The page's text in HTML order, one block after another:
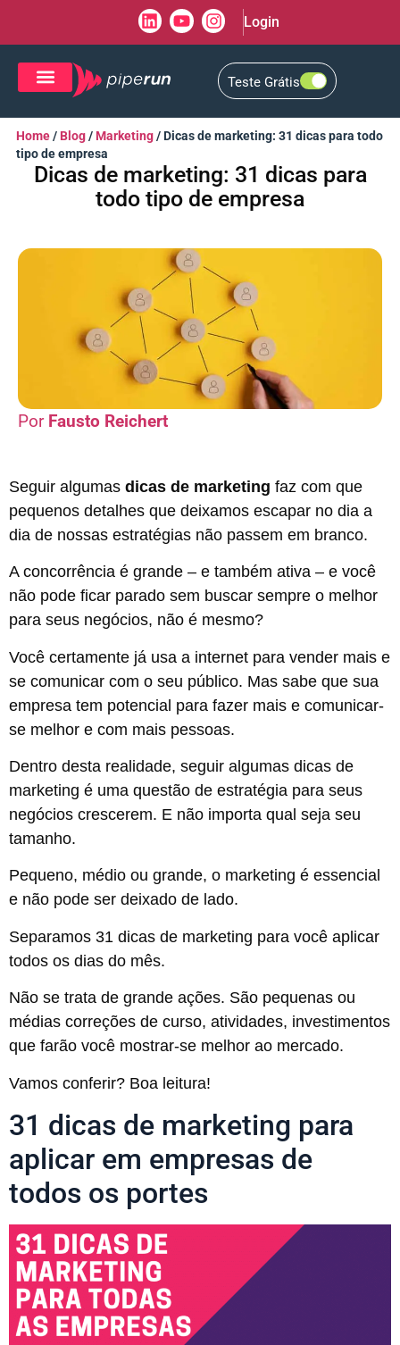
Login
Teste Grátis
Home/ Blog/ Marketing/Dicas de marketing: 31 dicas para todo
tipo de empresa
Dicas de marketing: 31 dicas para
todo tipo de empresa
Fausto Reichert
Seguir algumas dicas de marketing faz com que
pequenos detalhes que deixamos escapar no dia a
dia de nossas estratégias não passem em branco.
A concorrência é grande – e também ativa – e você
não pode ficar parado sem buscar sempre o melhor
para seus negócios, não é mesmo?
Você certamente já usa a internet para vender mais e
se comunicar com o seu público. Mas sabe que sua
empresa tem potencial para fazer mais e comunicar-
se melhor e com mais pessoas.
Dentro desta realidade, seguir algumas dicas de
marketing é uma questão de estratégia para seus
negócios crescerem. E não importa qual seja seu
tamanho.
Pequeno, médio ou grande, o marketing é essencial
e não pode ser deixado de lado.
Separamos 31 dicas de marketing para você aplicar
todos os dias do mês.
Não se trata de grande ações. São pequenas ou
médias correções de curso, atividades, investimentos
que farão você mostrar-se melhor ao mercado.
Vamos conferir? Boa leitura!
31 dicas de marketing para
aplicar em empresas de
todos os portes